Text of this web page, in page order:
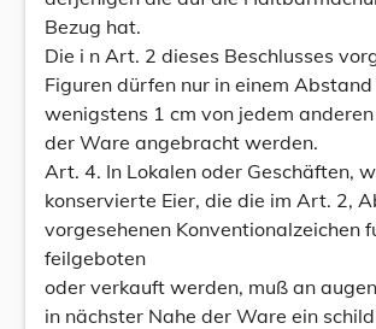
Bezug hat.
Die i n Art. 2 dieses Beschlusses
Figuren dürfen nur in einem
wenigstens 1 cm von jedem
der Ware angebracht werden.
Art. 4. In Lokalen oder Geschäften,
konservierte Eier, die die im Art. 2,
vorgesehenen Konventionalzeichen
feilgeboten
oder verkauft werden, muß an
in nächster Nahe der Ware ein